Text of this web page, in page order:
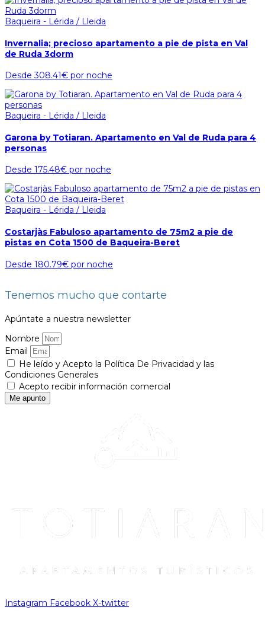
Baqueira - Lérida / Lleida
Invernalia; precioso apartamento a pie de pista en Val
de Ruda 3dorm
Desde308.41€ por noche
Baqueira - Lérida / Lleida
Garona by Totiaran. Apartamento en Val de Ruda para 4
personas
Desde 175.48€ por noche
Baqueira - Lérida / Lleida
Costarjàs Fabuloso apartamento de 75m2 a pie de
pistas en Cota 1500 de Baqueira-Beret
Desde 180.79€ por noche
Tenemos mucho que contarte
Apúntate a nuestra newsletter
Nombre
Email
He leído y Acepto la Política De Privacidad y las
Condiciones Generales
Acepto recibir información comercial
Me apunto
Instagram Facebook X-twitter